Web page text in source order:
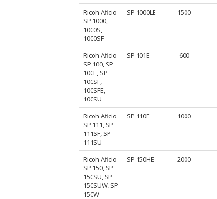
Ricoh Aficio
SP 1000,
1000S,
1000SF
SP 1000LE 1500
Ricoh Aficio
SP 100, SP
100E, SP
100SF,
100SFE,
100SU
SP 101E 600
Ricoh Aficio
SP 111, SP
111SF, SP
111SU
SP 110E 1000
Ricoh Aficio
SP 150, SP
150SU, SP
150SUW, SP
150W
SP 150HE 2000